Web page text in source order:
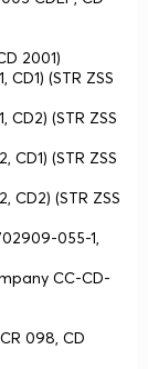
2001)
(STR ZSS
(STR ZSS
(STR ZSS
CD2) (STR ZSS
055-1,
CC-CD-
098, CD